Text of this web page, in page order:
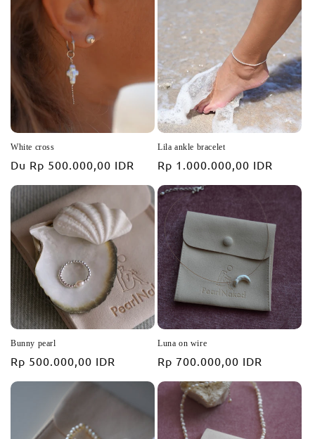
White cross
Prix
habituel
Du Rp 500.000,00 IDR
Lila ankle bracelet
Prix
habituel
Rp 1.000.000,00 IDR
Bunny pearl
Prix
habituel
Rp 500.000,00 IDR
Luna on wire
Prix
habituel
Rp 700.000,00 IDR